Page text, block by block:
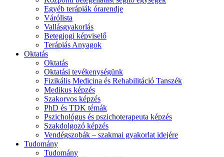
Egyéb terápiák órarendje
Várólista
Vallásgyakorlás
Betegjogi képviselő
Terápiás Anyagok
Oktatás
Oktatás
Oktatási tevékenységünk
Fizikális Medicina és Rehabilitáció Tanszék
Medikus képzés
Szakorvos képzés
PhD és TDK témák
Pszichológus és pszichoterapeuta képzés
Szakdolgozó képzés
Vendégszobák – szakmai gyakorlat idejére
Tudomány
Tudomány